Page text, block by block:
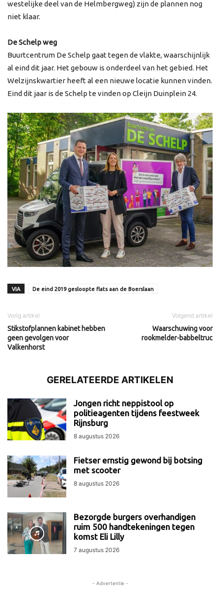
westelijke deel van de Helmbergweg) zijn de plannen nog
niet klaar.
De Schelp weg
Buurtcentrum De Schelp gaat tegen de vlakte, waarschijnlijk
al eind dit jaar. Het gebouw is onderdeel van het gebied. Het
Welzijnskwartier heeft al een nieuwe locatie kunnen vinden.
Eind dit jaar is de Schelp te vinden op Cleijn Duinplein 24.
VIA De eind 2019 gesloopte flats aan de Boerslaan
Vorig artikel
Stikstofplannen kabinet hebben
geen gevolgen voor
Valkenhorst
Volgend artikel
Waarschuwing voor
rookmelder-babbeltruc
GERELATEERDE ARTIKELEN
Jongen richt neppistool op
politieagenten tijdens feestweek
Rijnsburg
8 augustus 2026
Fietser ernstig gewond bij botsing
met scooter
8 augustus 2026
Bezorgde burgers overhandigen
ruim 500 handtekeningen tegen
komst Eli Lilly
7 augustus 2026
- Advertentie -